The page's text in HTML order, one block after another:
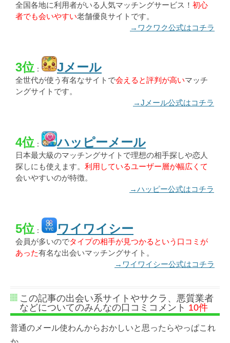
全国各地に利用者がいる人気マッチングサービス！ 初心
者でも会いやすい老舗優良サイトです。
→ワクワク公式はコチラ
3位： Jメール
全世代が使う有名なサイトで会えると評判が高いマッチ
ングサイトです。
→Jメール公式はコチラ
4位： ハッピーメール
日本最大級のマッチングサイトで理想の相手探しや恋人
探しにも使えます。 利用しているユーザー層が幅広くて
会いやすいのが特徴。
→ハッピー公式はコチラ
5位： ワイワイシー
会員が多いのでタイプの相手が見つかるという口コミが
あった有名な出会いマッチングサイト。
→ワイワイシー公式はコチラ
この記事の出会い系サイトやサクラ、悪質業者
などについてのみんなの口コミコメント 10件
普通のメール使わんからおかしいと思ったらやっぱこれ